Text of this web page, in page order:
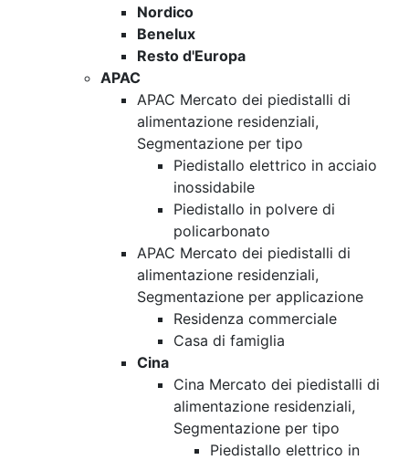
Nordico
Benelux
Resto d'Europa
APAC
APAC Mercato dei piedistalli di
alimentazione residenziali,
Segmentazione per tipo
Piedistallo elettrico in acciaio
inossidabile
Piedistallo in polvere di
policarbonato
APAC Mercato dei piedistalli di
alimentazione residenziali,
Segmentazione per applicazione
Residenza commerciale
Casa di famiglia
Cina
Cina Mercato dei piedistalli di
alimentazione residenziali,
Segmentazione per tipo
Piedistallo elettrico in